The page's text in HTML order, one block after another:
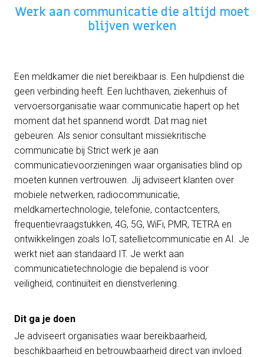
Werk aan communicatie die altijd moet
blijven werken
Een meldkamer die niet bereikbaar is. Een hulpdienst die
geen verbinding heeft. Een luchthaven, ziekenhuis of
vervoersorganisatie waar communicatie hapert op het
moment dat het spannend wordt. Dat mag niet
gebeuren. Als senior consultant missiekritische
communicatie bij Strict werk je aan
communicatievoorzieningen waar organisaties blind op
moeten kunnen vertrouwen. Jij adviseert klanten over
mobiele netwerken, radiocommunicatie,
meldkamertechnologie, telefonie, contactcenters,
frequentievraagstukken, 4G, 5G, WiFi, PMR, TETRA en
ontwikkelingen zoals IoT, satellietcommunicatie en AI. Je
werkt niet aan standaard IT. Je werkt aan
communicatietechnologie die bepalend is voor
veiligheid, continuïteit en dienstverlening.
Dit ga je doen
Je adviseert organisaties waar bereikbaarheid,
beschikbaarheid en betrouwbaarheid direct van invloed